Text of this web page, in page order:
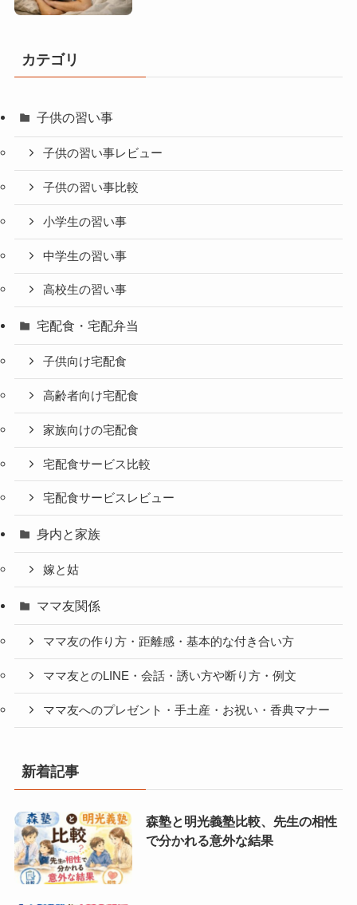
カテゴリ
子供の習い事
子供の習い事レビュー
子供の習い事比較
小学生の習い事
中学生の習い事
高校生の習い事
宅配食・宅配弁当
子供向け宅配食
高齢者向け宅配食
家族向けの宅配食
宅配食サービス比較
宅配食サービスレビュー
身内と家族
嫁と姑
ママ友関係
ママ友の作り方・距離感・基本的な付き合い方
ママ友とのLINE・会話・誘い方や断り方・例文
ママ友へのプレゼント・手土産・お祝い・香典マナー
新着記事
森塾と明光義塾比較、先生の相性
で分かれる意外な結果